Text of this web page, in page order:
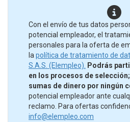
Con el envío de tus datos
potencial empleador, el
personales para la oferta de
la política de tratamiento de
S.A.S. (Elempleo).
Podrás
en los procesos de
sumas de dinero por ningún
potencial empleador ante
reclamo. Para ofertas
info@elempleo.com